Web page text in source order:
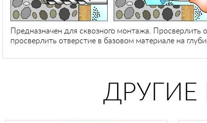
Предназначен для сквозного монтажа.
просверлить отверстие в базовом материале на